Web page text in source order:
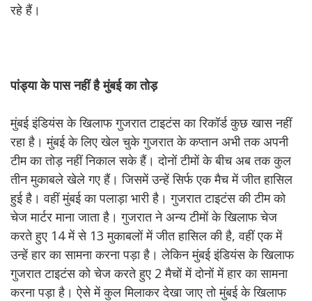
रहे हैं।
पांड्या के पास नहीं है मुंबई का तोड़
मुंबई इंडियंस के खिलाफ गुजरात टाइटंस का रिकॉर्ड कुछ खास नहीं
रहा है। मुंबई के लिए खेल चुके गुजरात के कप्तान अभी तक अपनी
टीम का तोड़ नहीं निकाल सके हैं। दोनों टीमों के बीच अब तक कुल
तीन मुकाबले खेले गए हैं। जिसमें उन्हें सिर्फ एक मैच में जीत हासिल
हुई है। वहीं मुंबई का पलाड़ा भारी है। गुजरात टाइटंस की टीम को
चेज मार्टर माना जाता है। गुजरात ने अन्य टीमों के खिलाफ चेज
करते हुए 14 में से 13 मुकाबलों में जीत हासिल की है, वहीं एक में
उन्हें हार का सामना करना पड़ा है। लेकिन मुंबई इंडियंस के खिलाफ
गुजरात टाइटंस को चेज करते हुए 2 मैचों में दोनों में हार का सामना
करना पड़ा है। ऐसे में कुल मिलाकर देखा जाए तो मुंबई के खिलाफ